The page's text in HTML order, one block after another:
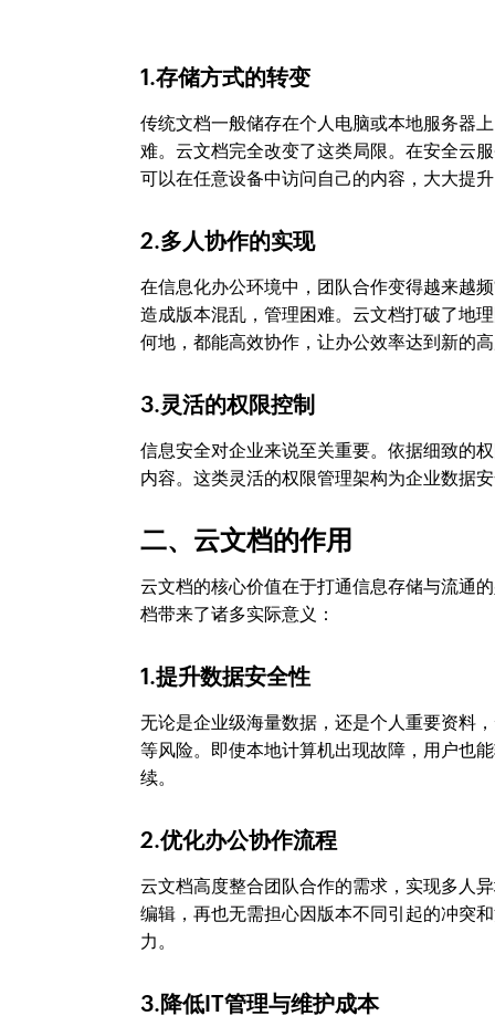
1.存储方式的转变
传统文档一般储存在个人电脑或本地服务器
难。云文档完全改变了这类局限。在安全云
可以在任意设备中访问自己的内容，大大提
2.多人协作的实现
在信息化办公环境中，团队合作变得越来越
造成版本混乱，管理困难。云文档打破了地
何地，都能高效协作，让办公效率达到新的
3.灵活的权限控制
信息安全对企业来说至关重要。依据细致的
内容。这类灵活的权限管理架构为企业数据
二、云文档的作用
云文档的核心价值在于打通信息存储与流通
档带来了诸多实际意义：
1.提升数据安全性
无论是企业级海量数据，还是个人重要资料
等风险。即使本地计算机出现故障，用户也
续。
2.优化办公协作流程
云文档高度整合团队合作的需求，实现多人
编辑，再也无需担心因版本不同引起的冲突
力。
3.降低IT管理与维护成本